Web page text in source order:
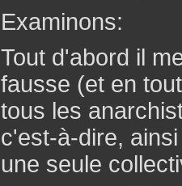
Examinons:
Tout d'abord il
fausse (et en
tous les
c'est-à-dire,
une seule